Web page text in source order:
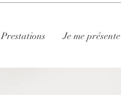
Prestations Je me présente